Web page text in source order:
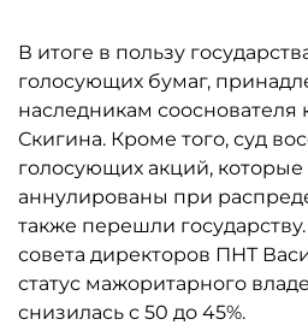
В итоге в пользу
голосующих бумаг,
наследникам
Скигина. Кроме того, суд
голосующих акций,
аннулированы при
также перешли
совета директоров ПНТ
статус мажоритарного
снизилась с 50 до 45%.